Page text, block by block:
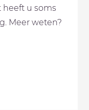
heeft u soms
Meer weten?